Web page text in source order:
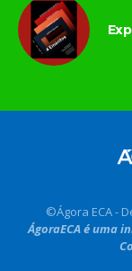
©Ágora ECA -
ÁgoraECA é uma